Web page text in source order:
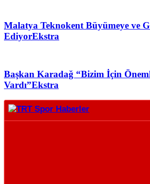
Malatya Teknokent Büyümeye ve
EdiyorEkstra
Başkan Karadağ “Bizim İçin
Vardı”Ekstra